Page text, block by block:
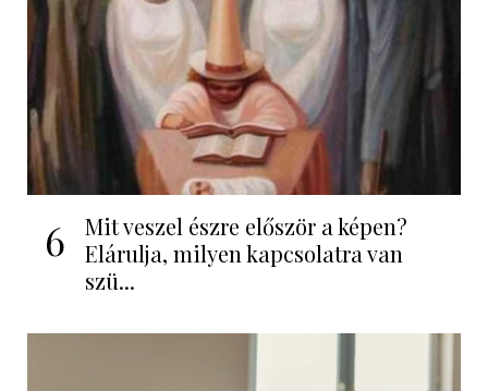
6
Mit veszel észre először a képen?
Elárulja, milyen kapcsolatra van
szü...